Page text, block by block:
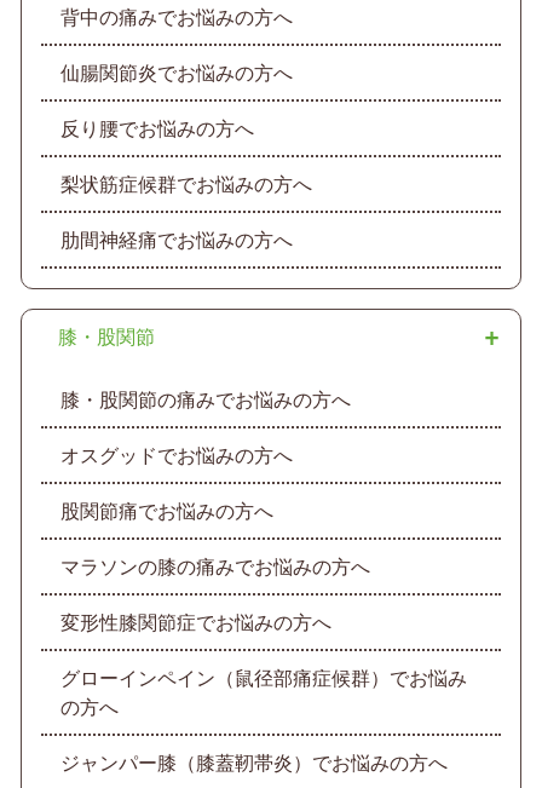
背中の痛みでお悩みの方へ
仙腸関節炎でお悩みの方へ
反り腰でお悩みの方へ
梨状筋症候群でお悩みの方へ
肋間神経痛でお悩みの方へ
膝・股関節
膝・股関節の痛みでお悩みの方へ
オスグッドでお悩みの方へ
股関節痛でお悩みの方へ
マラソンの膝の痛みでお悩みの方へ
変形性膝関節症でお悩みの方へ
グローインペイン（鼠径部痛症候群）でお悩み
の方へ
ジャンパー膝（膝蓋靭帯炎）でお悩みの方へ